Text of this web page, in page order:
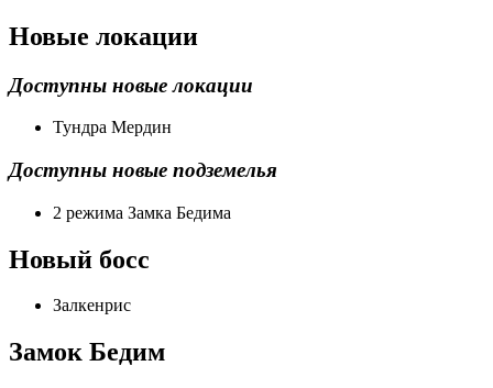
Новые локации
Доступны новые локации
Тундра Мердин
Доступны новые подземелья
2 режима Замка Бедима
Новый босс
Залкенрис
Замок Бедим